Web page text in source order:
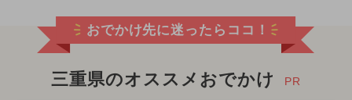
おでかけ先に迷ったらココ！
三重県のオススメおでかけ PR